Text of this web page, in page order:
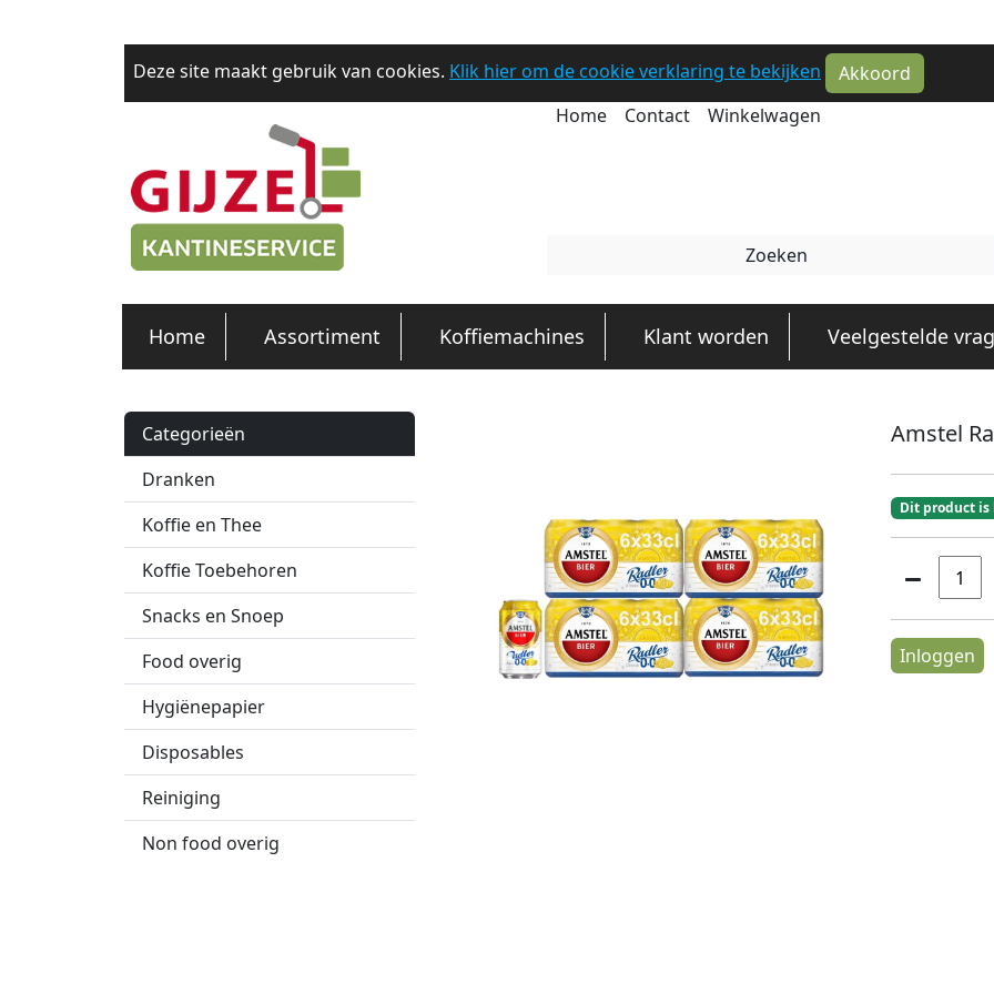
Deze site maakt gebruik van cookies. Klik hier om de cookie verklaring te bekijken
Akkoord
Home
Contact Winkelwagen
Home Assortiment Koffiemachines Klant worden Veelgestelde
Categorieën
Dranken
Koffie en Thee
Koffie Toebehoren
Snacks en Snoep
Food overig
Hygiënepapier
Disposables
Reiniging
Non food overig
Amstel
Dit product is
Inloggen